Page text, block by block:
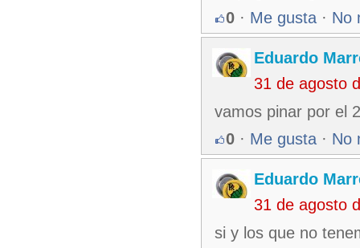
0 · Me gusta · No
Eduardo
31 de agosto
vamos pinar por el
0 · Me gusta · No
Eduardo
31 de agosto
si y los que no